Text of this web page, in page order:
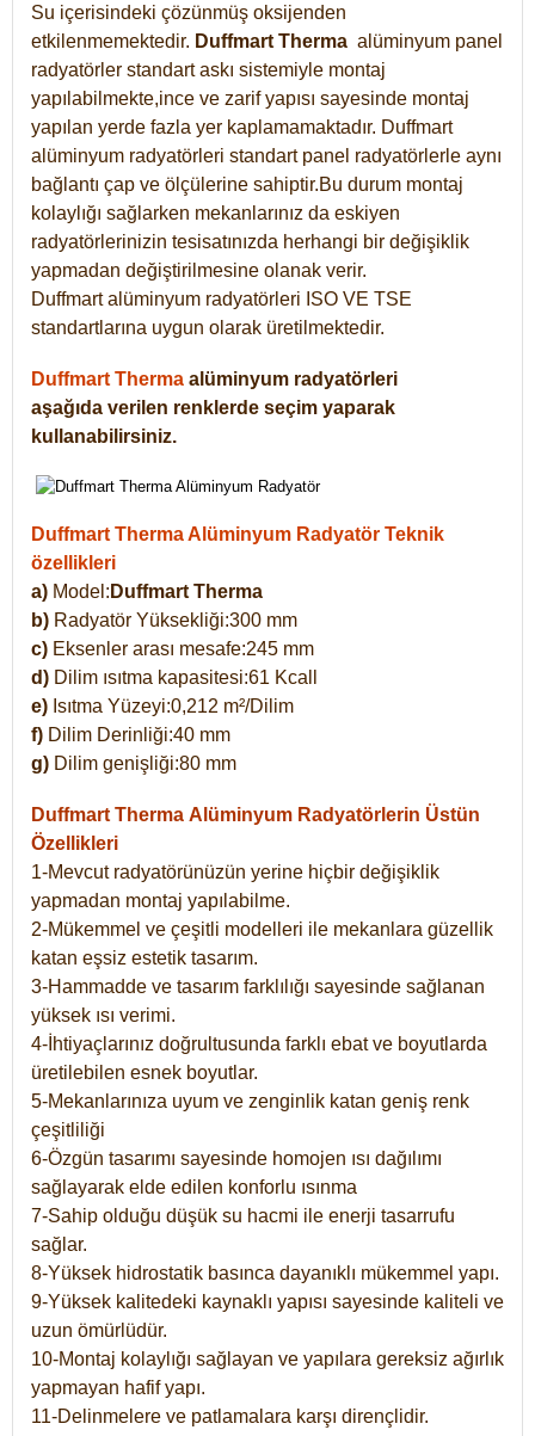
Su içerisindeki çözünmüş oksijenden
etkilenmemektedir. Duffmart Therma alüminyum panel
radyatörler standart askı sistemiyle montaj
yapılabilmekte,ince ve zarif yapısı sayesinde montaj
yapılan yerde fazla yer kaplamamaktadır. Duffmart
alüminyum radyatörleri standart panel radyatörlerle aynı
bağlantı çap ve ölçülerine sahiptir.Bu durum montaj
kolaylığı sağlarken mekanlarınız da eskiyen
radyatörlerinizin tesisatınızda herhangi bir değişiklik
yapmadan değiştirilmesine olanak verir.
Duffmart alüminyum radyatörleri ISO VE TSE
standartlarına uygun olarak üretilmektedir.
Duffmart Therma alüminyum radyatörleri
aşağıda verilen renklerde seçim yaparak
kullanabilirsiniz.
Duffmart Therma Alüminyum Radyatör Teknik
özellikleri
a) Model: Duffmart Therma
b) Radyatör Yüksekliği:300 mm
c) Eksenler arası mesafe:245 mm
d) Dilim ısıtma kapasitesi:61 Kcall
e) Isıtma Yüzeyi:0,212 m²/Dilim
f) Dilim Derinliği:40 mm
g) Dilim genişliği:80 mm
Duffmart Therma Alüminyum Radyatörlerin Üstün
Özellikleri
1-Mevcut radyatörünüzün yerine hiçbir değişiklik
yapmadan montaj yapılabilme.
2-Mükemmel ve çeşitli modelleri ile mekanlara güzellik
katan eşsiz estetik tasarım.
3-Hammadde ve tasarım farklılığı sayesinde sağlanan
yüksek ısı verimi.
4-İhtiyaçlarınız doğrultusunda farklı ebat ve boyutlarda
üretilebilen esnek boyutlar.
5-Mekanlarınıza uyum ve zenginlik katan geniş renk
çeşitliliği
6-Özgün tasarımı sayesinde homojen ısı dağılımı
sağlayarak elde edilen konforlu ısınma
7-Sahip olduğu düşük su hacmi ile enerji tasarrufu
sağlar.
8-Yüksek hidrostatik basınca dayanıklı mükemmel yapı.
9-Yüksek kalitedeki kaynaklı yapısı sayesinde kaliteli ve
uzun ömürlüdür.
10-Montaj kolaylığı sağlayan ve yapılara gereksiz ağırlık
yapmayan hafif yapı.
11-Delinmelere ve patlamalara karşı dirençlidir.